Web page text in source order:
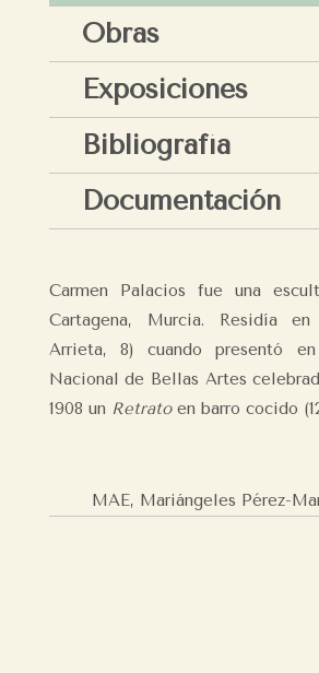
Obras
Exposiciones
Bibliografía
Documentación
Carmen Palacios fue una
Cartagena, Murcia. Residía
Arrieta, 8) cuando presentó
Nacional de Bellas Artes
1908 un Retratoen barro cocido
MAE, Mariángeles Pérez-